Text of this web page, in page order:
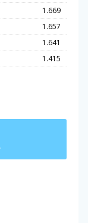
1.669
1.657
1.641
1.415
.